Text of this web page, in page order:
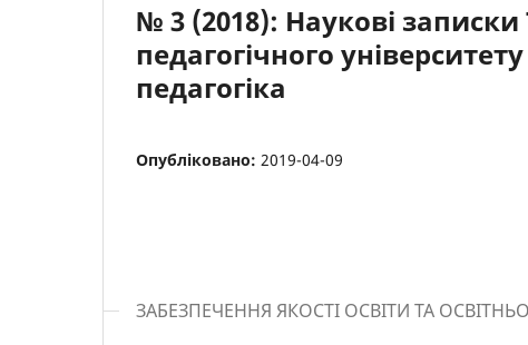
№ 3 (2018): Наукові
педагогічного
педагогіка
Опубліковано: 2019-04-09
ЗАБЕЗПЕЧЕННЯ ЯКОСТІ ОСВІТИ ТА